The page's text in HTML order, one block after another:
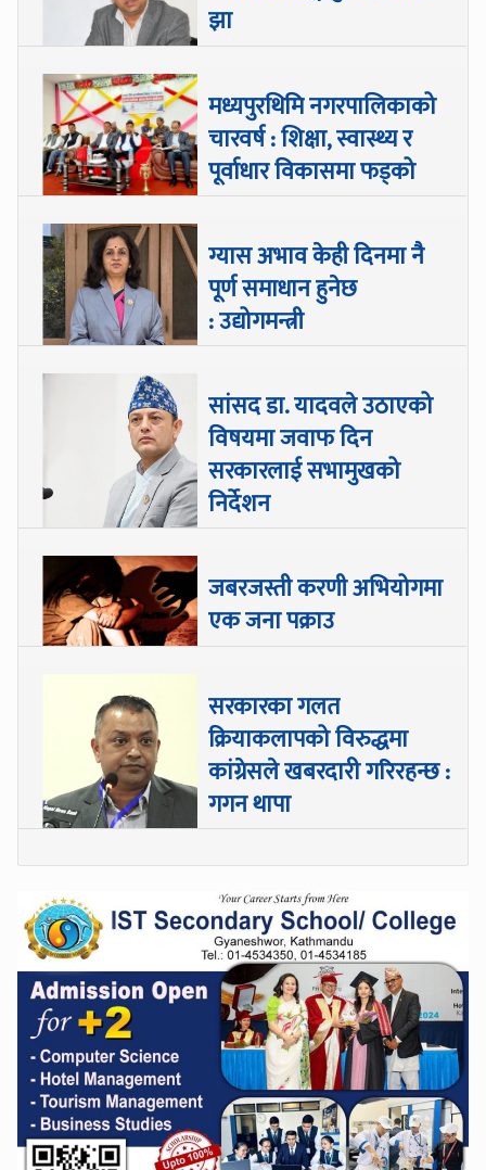
झा
मध्यपुरथिमि नगरपालिकाको
चारवर्ष : शिक्षा, स्वास्थ्य र
पूर्वाधार विकासमा फड्को
ग्यास अभाव केही दिनमा नै
पूर्ण समाधान हुनेछ
: उद्योगमन्त्री
सांसद डा‍‍. यादवले उठाएको
विषयमा जवाफ दिन
सरकारलाई सभामुखको
निर्देशन
जबरजस्ती करणी अभियोगमा
एक जना पक्राउ
सरकारका गलत
क्रियाकलापको विरुद्धमा
कांग्रेसले खबरदारी गरिरहन्छ :
गगन थापा